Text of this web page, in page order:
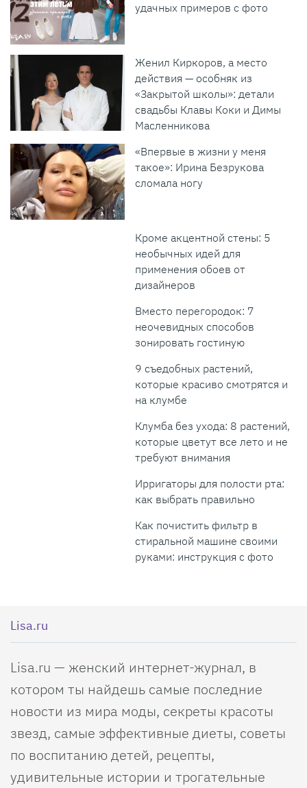
удачных примеров с фото
Женил Киркоров, а место
действия — особняк из
«Закрытой школы»: детали
свадьбы Клавы Коки и Димы
Масленникова
«Впервые в жизни у меня
такое»: Ирина Безрукова
сломала ногу
Кроме акцентной стены: 5
необычных идей для
применения обоев от
дизайнеров
Вместо перегородок: 7
неочевидных способов
зонировать гостиную
9 съедобных растений,
которые красиво смотрятся и
на клумбе
Клумба без ухода: 8 растений,
которые цветут все лето и не
требуют внимания
Ирригаторы для полости рта:
как выбрать правильно
Как почистить фильтр в
стиральной машине своими
руками: инструкция с фото
Lisa.ru
Lisa.ru — женский интернет-журнал, в
котором ты найдешь самые последние
новости из мира моды, секреты красоты
звезд, самые эффективные диеты, советы
по воспитанию детей, рецепты,
удивительные истории и трогательные